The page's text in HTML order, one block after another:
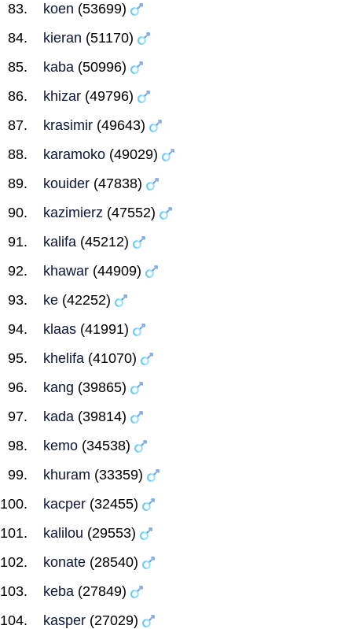
koen (53699)
kieran (51170)
kaba (50996)
khizar (49796)
krasimir (49643)
karamoko (49029)
kouider (47838)
kazimierz (47552)
kalifa (45212)
khawar (44909)
ke (42252)
klaas (41991)
khelifa (41070)
kang (39865)
kada (39814)
kemo (34538)
khuram (33359)
kacper (32455)
kalilou (29553)
konate (28540)
keba (27849)
kasper (27029)